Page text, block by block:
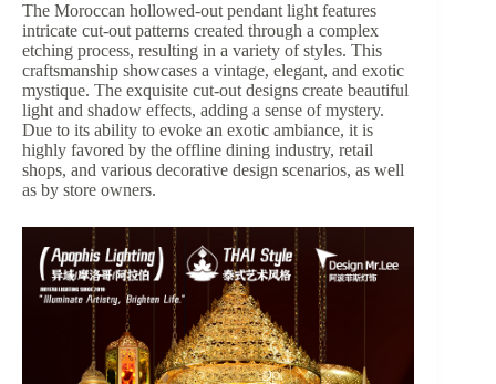
The Moroccan hollowed-out pendant light features
intricate cut-out patterns created through a complex
etching process, resulting in a variety of styles. This
craftsmanship showcases a vintage, elegant, and exotic
mystique. The exquisite cut-out designs create beautiful
light and shadow effects, adding a sense of mystery.
Due to its ability to evoke an exotic ambiance, it is
highly favored by the offline dining industry, retail
shops, and various decorative design scenarios, as well
as by store owners.